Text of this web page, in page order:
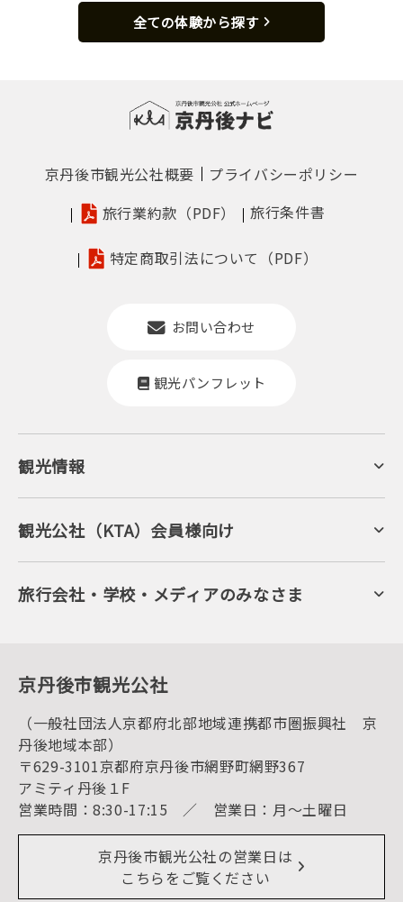
全ての体験から探す
京丹後市観光公社概要
プライバシーポリシー
旅行業約款（PDF）
旅行条件書
特定商取引法について（PDF）
お問い合わせ
観光パンフレット
観光情報
京丹後について
ジオパークの絶景
キャンプ・グランピング
自然景観
旬の食
フルーツ
美術館・資料館
観光
海水浴
キャンプ
お宿探し
宿泊・日帰り予約（空室検索）
予約照会・予約キャンセル
宿泊施設一覧（お宿比較ページ）
アクセス
お知らせ
イベント情報
デジタル観光パンフレット
リアルタイム道路情報
よくある質問
観光公社（KTA）会員様向け
KTA会員コミュニティ
会員向けサービス
KTAニュースレター
会員加入・会員情報（会員規程）
旅行会社・学校・メディアのみなさま
プレスリリース
京丹後市観光公社
（一般社団法人京都府北部地域連携都市圏振興社 京
丹後地域本部）
〒629-3101京都府京丹後市網野町網野367
アミティ丹後１F
営業時間：8:30-17:15 ／ 営業日：月～土曜日
京丹後市観光公社の営業日は
こちらをご覧ください